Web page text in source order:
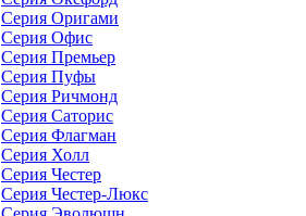
Серия Оригами
Серия Офис
Серия Премьер
Серия Пуфы
Серия Ричмонд
Серия Саторис
Серия Флагман
Серия Холл
Серия Честер
Серия Честер-Люкс